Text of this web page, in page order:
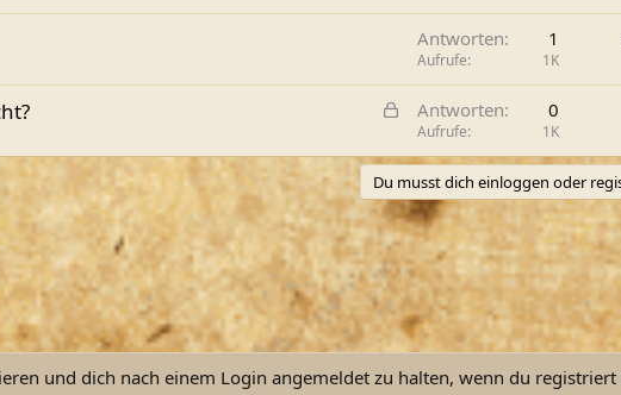
Antworten 1
Aufrufe 1K
G
s
p
e
r
t
Antworten 0
Aufrufe 1K
Du musst dich einloggen oder
und dich nach einem Login angemeldet zu halten, wenn du registriert